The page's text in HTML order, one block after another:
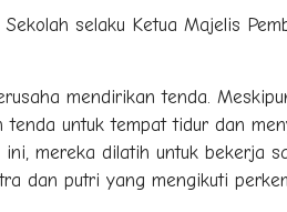
selaku Ketua Majelis
mendirikan tenda.
untuk tempat tidur dan
mereka dilatih untuk bekerja
dan putri yang mengikuti